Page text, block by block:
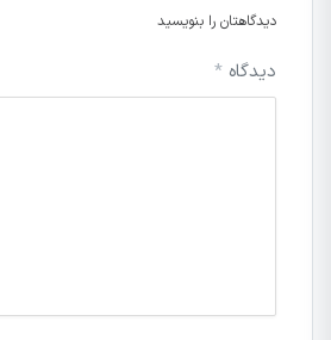
دیدگاهتان را بنویسید
دیدگاه *